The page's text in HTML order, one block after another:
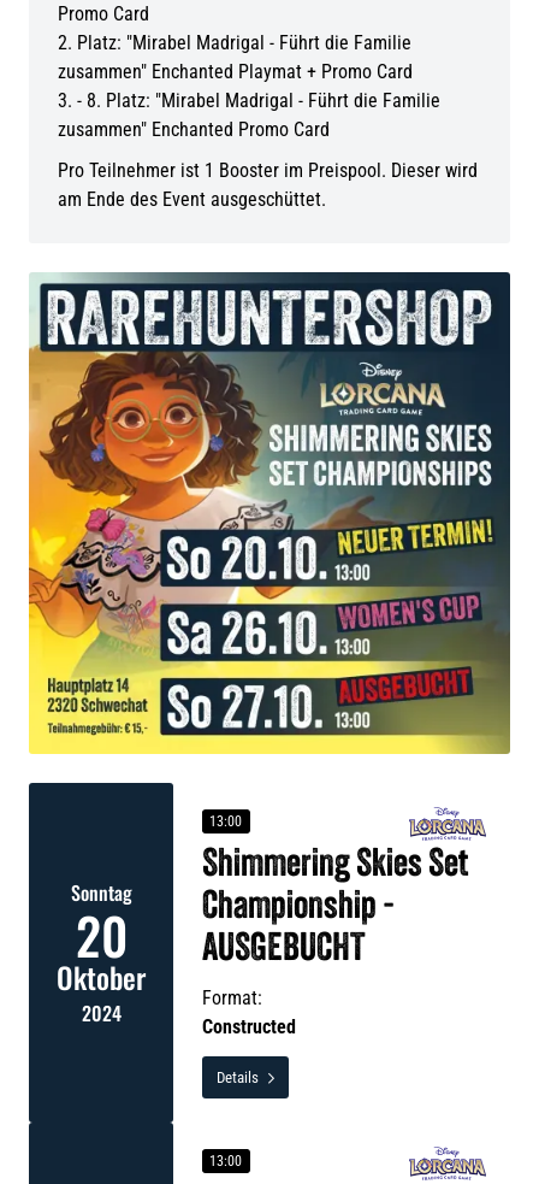
Promo Card
2. Platz: "Mirabel Madrigal - Führt die Familie
zusammen" Enchanted Playmat + Promo Card
3. - 8. Platz: "Mirabel Madrigal - Führt die Familie
zusammen" Enchanted Promo Card
Pro Teilnehmer ist 1 Booster im Preispool. Dieser wird
am Ende des Event ausgeschüttet.
Sonntag
20
Oktober
2024
13:00
Shimmering Skies Set
Championship -
AUSGEBUCHT
Format:
Constructed
Details 
13:00